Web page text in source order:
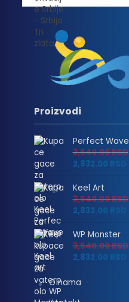
Proizvodi
Perfect Wave
3,540.00RSD
2,832.00 RSD
Keel Art
3,540.00RSD
2,832.00 RSD
WP Monster
3,540.00RSD
2,832.00 RSD
O nama